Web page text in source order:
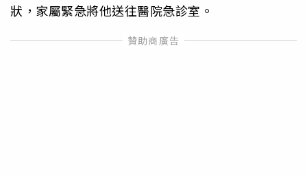
狀，家屬緊急將他送往醫院急診室。